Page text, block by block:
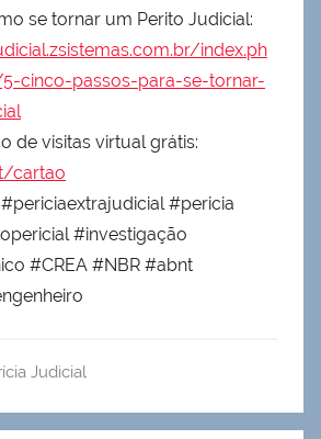
se tornar um Perito Judicial:
index.ph
cinco-passos-para-se-tornar-
de visitas virtual grátis:
cartao
#pericia
#investigação
#CREA #NBR #abnt
Judicial